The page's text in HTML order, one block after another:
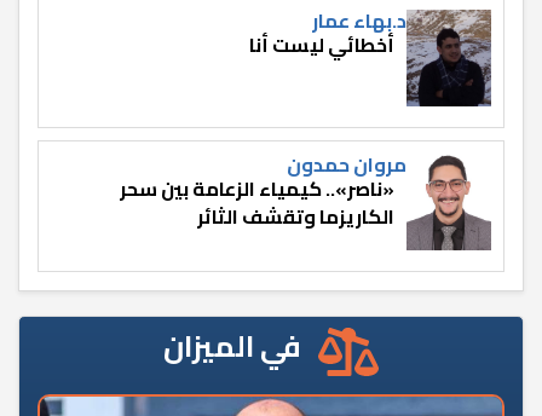
د.بهاء عمار
أخطائي ليست أنا
مروان حمدون
«ناصر».. كيمياء الزعامة بين سحر
الكاريزما وتقشف الثائر
في الميزان